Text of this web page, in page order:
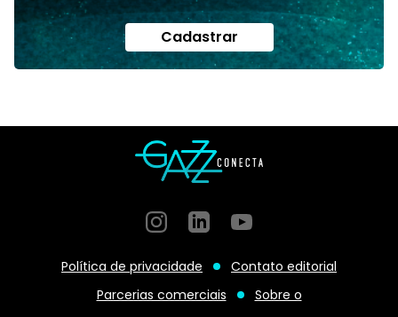
Cadastrar
InstagramGitHubGitHub
Política de privacidade
Contato editorial
Parcerias comerciais
Sobre o